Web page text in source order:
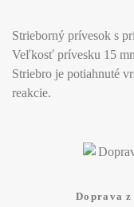
Strieborný prívesok s
Veľkosť prívesku 15
Striebro je potiahnuté
reakcie.
Doprava